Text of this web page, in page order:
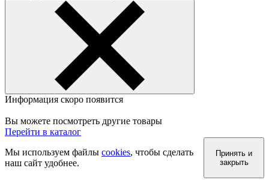
Информация скоро появится
Вы можете посмотреть другие товары
Перейти в каталог
Мы используем файлы cookies, чтобы сделать
наш сайт удобнее.
Принять и
закрыть